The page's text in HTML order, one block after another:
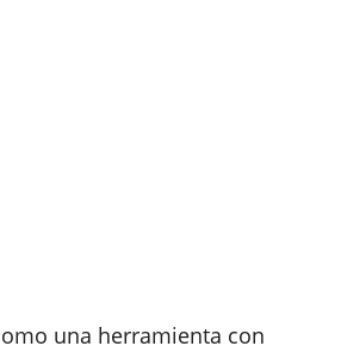
una herramienta con